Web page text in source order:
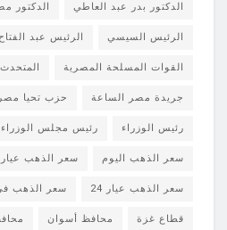
الدكتور بدر عبد العاطي الدكتور
الرئيس السيسي الرئيس عبد
القوات المسلحة المصرية
جريدة مصر الساعة حزب تحيا مصر
رئيس الوزراء رئيس مجلس الوزراء
سعر الذهب اليوم سعر الذهب عيار 18
سعر الذهب عيار 24 سعر الذهب
قطاع غزة محافظ أسوان